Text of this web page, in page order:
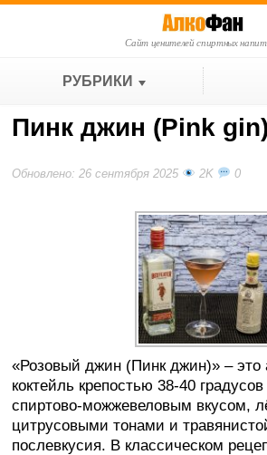
Сайт ценителей спиртных
РУБРИКИ
Пинк джин (Pink gin)
Обновлено: 26 сентября 2025 2K 0
«Розовый джин (Пинк джин)» – это
коктейль крепостью 38-40
спиртово-можжевеловым вкусом,
цитрусовыми тонами и
послевкусия. В классическом